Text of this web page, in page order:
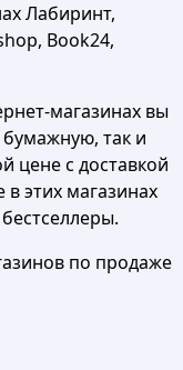
Лабиринт,
Book24,
магазинах вы
бумажную, так и
цене с доставкой
этих магазинах
по продаже